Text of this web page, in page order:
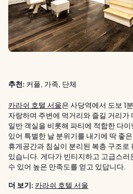
추천: 커플, 가족, 단체
카라쉬 호텔 서울은 사당역에서 도보 1
자랑하며 주변에 먹거리와 즐길 거리가
일반 객실을 비롯해 파티에 적합한 다
있어 특별한 날 분위기를 내기에 딱 좋
휴게공간과 침실이 분리된 복층 구조로
있습니다. 게다가 빈티지하고 고급스러
수 있어 높은 만족도를 얻고 있답니다.
더 보기: 카라쉬 호텔 서울